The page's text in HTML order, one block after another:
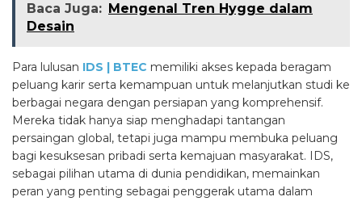
Baca Juga: Mengenal Tren Hygge dalam
Desain
Para lulusan IDS | BTEC memiliki akses kepada beragam
peluang karir serta kemampuan untuk melanjutkan studi ke
berbagai negara dengan persiapan yang komprehensif.
Mereka tidak hanya siap menghadapi tantangan
persaingan global, tetapi juga mampu membuka peluang
bagi kesuksesan pribadi serta kemajuan masyarakat. IDS,
sebagai pilihan utama di dunia pendidikan, memainkan
peran yang penting sebagai penggerak utama dalam